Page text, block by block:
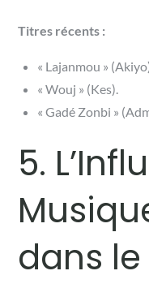
Titres récents :
« Lajanmou »
« Wouj » (Kes).
« Gadé Zonbi »
5.
dans